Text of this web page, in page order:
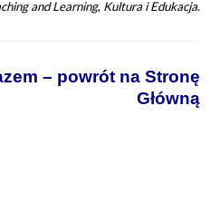
and Learning, Kultura i Edukacja.
– powrót na Stronę
Główną